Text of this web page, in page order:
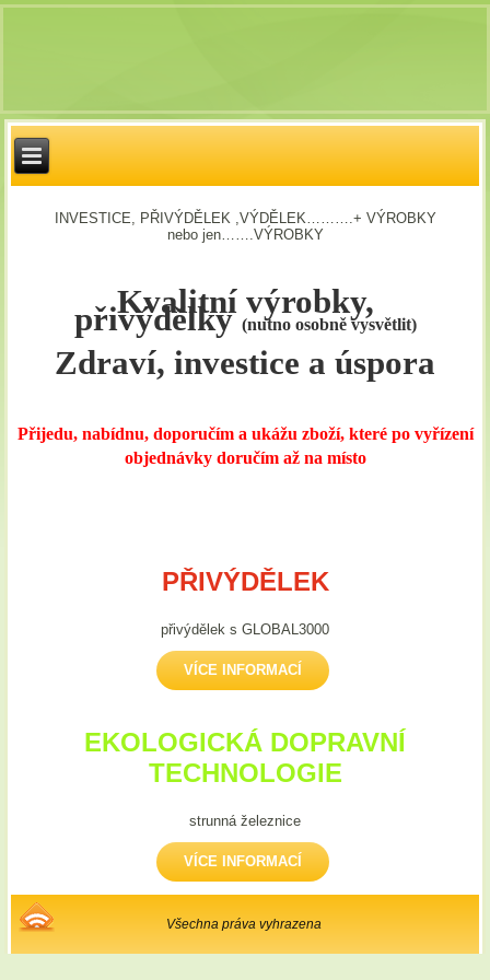
INVESTICE, PŘIVÝDĚLEK ,VÝDĚLEK……….+ VÝROBKY
nebo jen…….VÝROBKY
Kvalitní výrobky,
přivýdělky (nutno osobně vysvětlit)
Zdraví, investice a úspora
Přijedu, nabídnu, doporučím a ukážu zboží, které po vyřízení
objednávky doručím až na místo
PŘIVÝDĚLEK
přivýdělek s GLOBAL3000
VÍCE INFORMACÍ
EKOLOGICKÁ DOPRAVNÍ
TECHNOLOGIE
strunná železnice
VÍCE INFORMACÍ
Všechna práva vyhrazena